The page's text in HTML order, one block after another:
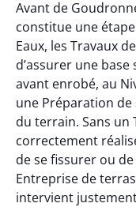
Avant de
constitue une
Eaux, les Travaux
d’assurer une
avant enrobé, au
une Préparation
du terrain. Sans
correctement
de se fissurer ou
Entreprise de
intervient